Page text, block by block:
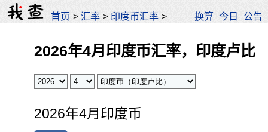
首页 >汇率 > 印度币汇率 > 换算 今日 公告
2026年4月印度币汇率，印度卢比
2026年4月印度币